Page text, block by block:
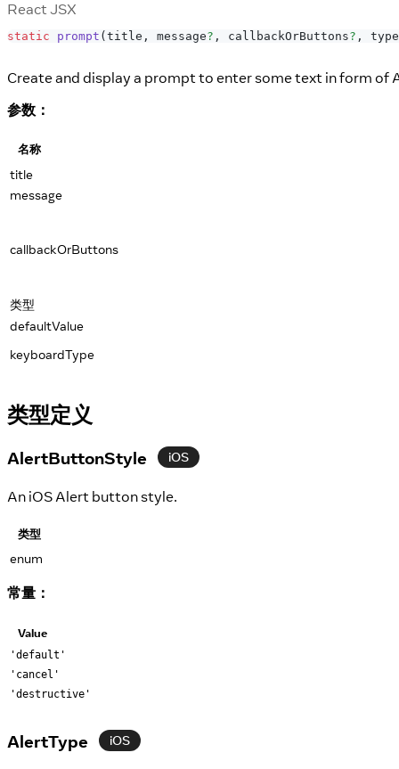
React JSX
static prompt ( title , message? , callbackOrButtons? , type
Create and display a prompt to enter some text in form of
参数：
名称
title
message
callbackOrButtons
类型
defaultValue
keyboardType
类型定义
AlertButtonStyle iOS
An iOS Alert button style.
类型
enum
常量：
Value
'default'
'cancel'
'destructive'
AlertType iOS